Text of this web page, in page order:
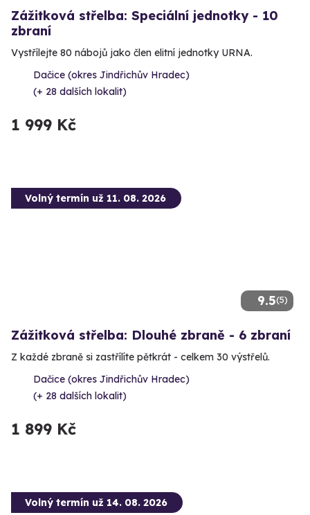
Zážitková střelba: Speciální jednotky - 10
zbraní
Vystřílejte 80 nábojů jako člen elitní jednotky URNA.
Dačice (okres Jindřichův Hradec)
(+ 28 dalších lokalit)
1 999 Kč
9.5(5)
Volný termín už 11. 08. 2026
Zážitková střelba: Dlouhé zbraně - 6 zbraní
Z každé zbraně si zastřílíte pětkrát - celkem 30 výstřelů.
Dačice (okres Jindřichův Hradec)
(+ 28 dalších lokalit)
1 899 Kč
Volný termín už 14. 08. 2026